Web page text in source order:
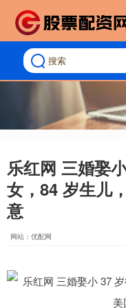
乐红网 三婚娶
女，84 岁生儿
意
网站：优配网